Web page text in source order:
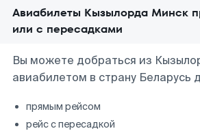
Авиабилеты Кызылорда Минск
или с пересадками
Вы можете добраться из
авиабилетом в страну Беларусь
прямым рейсом
рейс с пересадкой